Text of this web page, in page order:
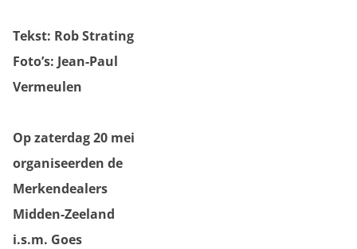
Tekst: Rob Strating
Foto’s: Jean-Paul
Vermeulen
Op zaterdag 20 mei
organiseerden de
Merkendealers
Midden-Zeeland
i.s.m. Goes